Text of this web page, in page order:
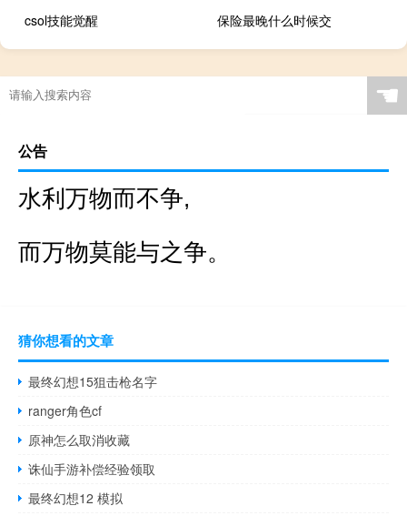
csol技能觉醒
保险最晚什么时候交
☚
公告
水利万物而不争,
而万物莫能与之争。
猜你想看的文章
最终幻想15狙击枪名字
ranger角色cf
原神怎么取消收藏
诛仙手游补偿经验领取
最终幻想12 模拟